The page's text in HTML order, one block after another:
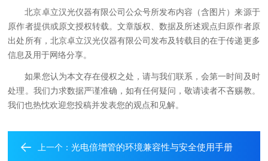
北京卓立汉光仪器有限公司公众号所发布内容（含图片）来源于
原作者提供或原文授权转载。文章版权、数据及所述观点归原作者原
出处所有，北京卓立汉光仪器有限公司发布及转载目的在于传递更多
信息及用于网络分享。
如果您认为本文存在侵权之处，请与我们联系，会第一时间及时
处理。我们力求数据严谨准确，如有任何疑问，敬请读者不吝赐教。
我们也热忱欢迎您投稿并发表您的观点和见解。
上一个：光电倍增管的环境兼容性与安全使用手册